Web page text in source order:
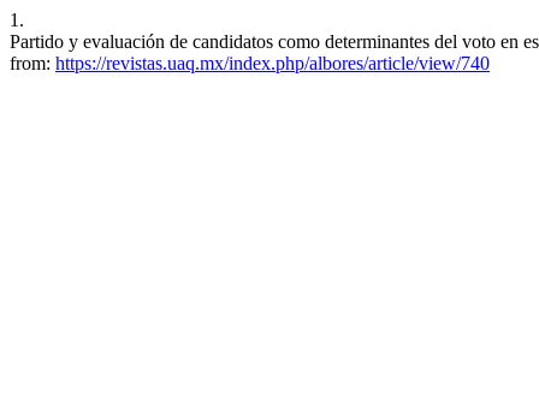
1.
Partido y evaluación de candidatos como determinantes del voto
from: https://revistas.uaq.mx/index.php/albores/article/view/740